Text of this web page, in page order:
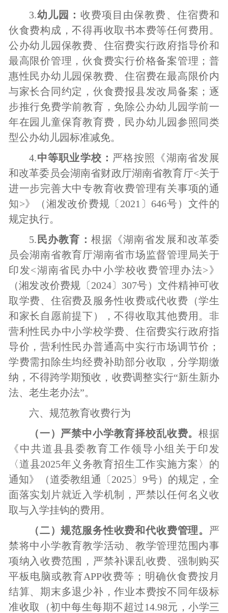
3.幼儿园： 收费项目由保教费、住宿费和
伙食费构成，不得再收取书本费等任何费用。
公办幼儿园保教费、住宿费实行政府指导价和
最高限价管理，伙食费实行价格备案管理；普
惠性民办幼儿园保教费、住宿费在最高限价内
与家长合同约定，伙食费报县发改局备案；逐
步推行免费学前教育，免除公办幼儿园学前一
年在园儿童保育教育费，民办幼儿园参照同类
型公办幼儿园标准减免。
4.中等职业学校： 严格按照《湖南省发展
和改革委员会湖南省财政厅湖南省教育厅<关于
进一步完善大中专教育收费管理有关事项的通
知>》（湘发改价费规〔2021〕646号）文件的
规定执行。
5. 民办教育： 根据《湖南省发展和改革委
员会湖南省教育厅湖南省市场监督管理局关于
印发<湖南省民办中小学校收费管理办法>》
（湘发改价费规 〔 2024〕 307号）文件精神可收
取学费、住宿费及服务性收费或代收费（学生
和家长自愿前提下），不得收取其他费用。非
营利性民办中小学校学费、住宿费实行政府指
导价，营利性民办普通高中实行市场调节价；
学费需扣除生均经费补助部分收取，分学期缴
纳，不得跨学期预收，收费调整实行“新生新办
法、老生老办法”。
六、 规范教育收费行为
（一）严禁中小学教育择校乱收费。根据
《中共道县县委教育工作领导小组关于印发
〈道县2025年义务教育招生工作实施方案〉的
通知》（道委教组通〔 2025〕9号）的规定，全
面落实划片就近入学机制，严禁以任何名义收
取与入学挂钩的费用。
（二）规范服务性收费和代收费管理。 严
禁将中小学教育教学活动、教学管理范围内事
项纳入收费范围，严禁补课乱收费、强制购买
平板电脑或教育APP收费等；明确伙食费按月
结算、期末多退少补，作业本费按不同年级标
准收取（初中每生每期不超过14.98元，小学三